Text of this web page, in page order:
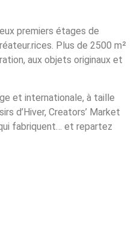
premiers étages de
Plus de 2500 m²
aux objets originaux et
et internationale, à taille
d’Hiver, Creators’ Market
fabriquent… et repartez